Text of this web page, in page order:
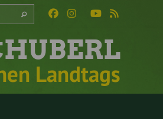
Landtags